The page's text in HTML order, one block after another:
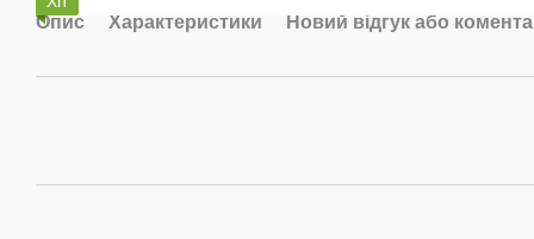
Опис Характеристики Новий відгук або